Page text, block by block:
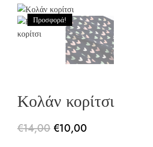
Προσφορά!
Κολάν κορίτσι
€14,00 €10,00